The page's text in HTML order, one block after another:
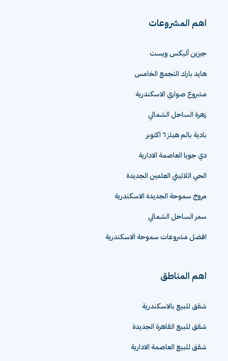
اهم المشروعات
جيزين أليكس ويست
هايد بارك التجمع الخامس
مشروع صواري الاسكندرية
زهرة الساحل الشمالي
بادية بالم هيلز ٦ اكتوبر
دي جويا العاصمة الادارية
الحي اللاتيني العلمين الجديدة
مروج سموحة الجديدة الاسكندرية
سمر الساحل الشمالي
افضل مشروعات سموحة الاسكندرية
اهم المناطق
شقق للبيع بالاسكندرية
شقق للبيع القاهرة الجديدة
شقق للبيع العاصمة الادارية